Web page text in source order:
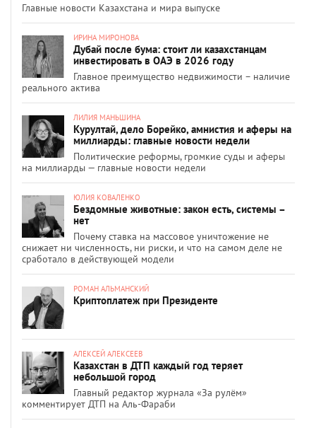
Главные новости Казахстана и мира выпуске
ИРИНА МИРОНОВА
Дубай после бума: стоит ли казахстанцам
инвестировать в ОАЭ в 2026 году
Главное преимущество недвижимости – наличие
реального актива
ЛИЛИЯ МАНЬШИНА
Курултай, дело Борейко, амнистия и аферы на
миллиарды: главные новости недели
Политические реформы, громкие суды и аферы
на миллиарды — главные новости недели
ЮЛИЯ КОВАЛЕНКО
Бездомные животные: закон есть, системы –
нет
Почему ставка на массовое уничтожение не
снижает ни численность, ни риски, и что на самом деле не
сработало в действующей модели
РОМАН АЛЬМАНСКИЙ
Криптоплатеж при Президенте
АЛЕКСЕЙ АЛЕКСЕЕВ
Казахстан в ДТП каждый год теряет
небольшой город
Главный редактор журнала «За рулём»
комментирует ДТП на Аль-Фараби